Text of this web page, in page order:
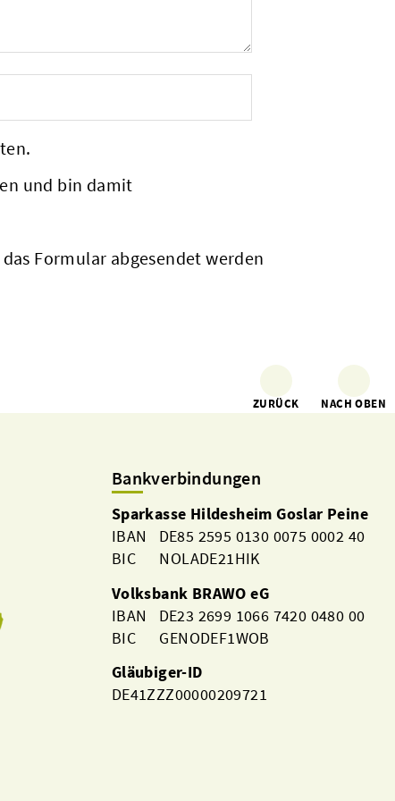
und bin damit
Formular abgesendet werden
ZURÜCK NACH OBEN
Bankverbindungen
Sparkasse Hildesheim Goslar Peine
IBAN DE85 2595 0130 0075 0002 40
BIC NOLADE21HIK
Volksbank BRAWO eG
IBAN DE23 2699 1066 7420 0480 00
BIC GENODEF1WOB
Gläubiger-ID
DE41ZZZ00000209721